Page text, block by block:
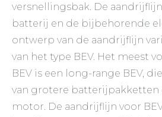
versnellingsbak. De
batterij en de bijbehorende
ontwerp van de aandrijflijn
van het type BEV. Het meest
BEV is een long-range BEV,
van grotere batterijpakketten
motor. De aandrijflijn voor